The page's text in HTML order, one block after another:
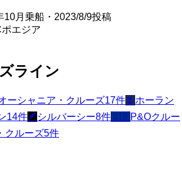
10月乗船・2023/8/9投稿
ポエジア
ライン
ーシャニア・クルーズ17件🌷 ホーラン
14件🪶 シルバーシー8件🇬🇧P&Oクルー
クルーズ5件